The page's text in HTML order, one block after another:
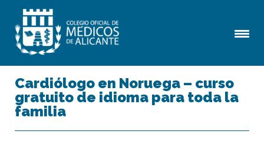
Cardiólogo en Noruega – curso
gratuito de idioma para toda la
familia